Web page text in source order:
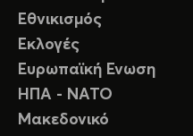
Εθνικισμός
Εκλογές
Ευρωπαϊκή Ενωση
ΗΠΑ - ΝΑΤΟ
Μακεδονικό